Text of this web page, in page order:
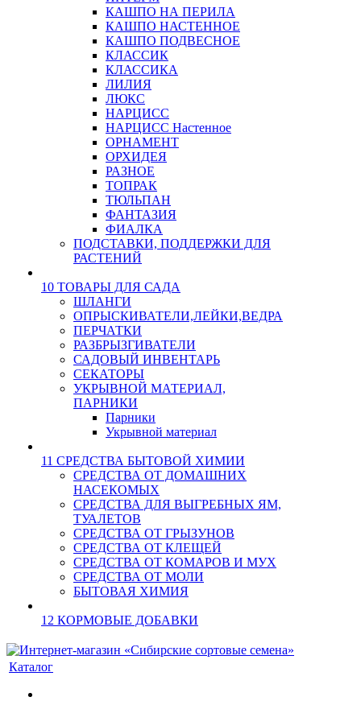
КАШПО НА ПЕРИЛА
КАШПО НАСТЕННОЕ
КАШПО ПОДВЕСНОЕ
КЛАССИК
КЛАССИКА
ЛИЛИЯ
ЛЮКС
НАРЦИСС
НАРЦИСС Настенное
ОРНАМЕНТ
ОРХИДЕЯ
РАЗНОЕ
ТОПРАК
ТЮЛЬПАН
ФАНТАЗИЯ
ФИАЛКА
ПОДСТАВКИ, ПОДДЕРЖКИ ДЛЯ
РАСТЕНИЙ
10 ТОВАРЫ ДЛЯ САДА
ШЛАНГИ
ОПРЫСКИВАТЕЛИ,ЛЕЙКИ,ВЕДРА
ПЕРЧАТКИ
РАЗБРЫЗГИВАТЕЛИ
САДОВЫЙ ИНВЕНТАРЬ
СЕКАТОРЫ
УКРЫВНОЙ МАТЕРИАЛ,
ПАРНИКИ
Парники
Укрывной материал
11 СРЕДСТВА БЫТОВОЙ ХИМИИ
СРЕДСТВА ОТ ДОМАШНИХ
НАСЕКОМЫХ
СРЕДСТВА ДЛЯ ВЫГРЕБНЫХ ЯМ,
ТУАЛЕТОВ
СРЕДСТВА ОТ ГРЫЗУНОВ
СРЕДСТВА ОТ КЛЕЩЕЙ
СРЕДСТВА ОТ КОМАРОВ И МУХ
СРЕДСТВА ОТ МОЛИ
БЫТОВАЯ ХИМИЯ
12 КОРМОВЫЕ ДОБАВКИ
Каталог